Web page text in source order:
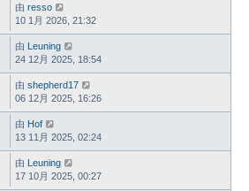
由 resso
10 1月 2026, 21:32
由 Leuning
24 12月 2025, 18:54
由 shepherd17
06 12月 2025, 16:26
由 Hof
13 11月 2025, 02:24
由 Leuning
17 10月 2025, 00:27